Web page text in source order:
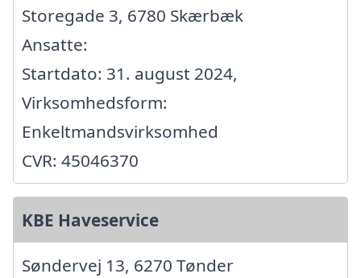
Storegade 3, 6780 Skærbæk
Ansatte:
Startdato: 31. august 2024,
Virksomhedsform:
Enkeltmandsvirksomhed
CVR: 45046370
KBE Haveservice
Søndervej 13, 6270 Tønder